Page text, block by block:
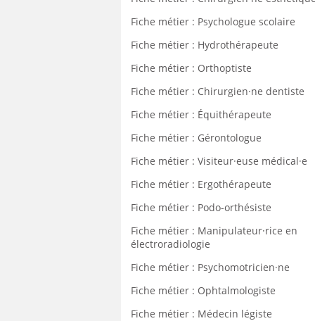
Fiche métier : Psychologue scolaire
Fiche métier : Hydrothérapeute
Fiche métier : Orthoptiste
Fiche métier : Chirurgien·ne dentiste
Fiche métier : Équithérapeute
Fiche métier : Gérontologue
Fiche métier : Visiteur·euse médical·e
Fiche métier : Ergothérapeute
Fiche métier : Podo-orthésiste
Fiche métier : Manipulateur·rice en
électroradiologie
Fiche métier : Psychomotricien·ne
Fiche métier : Ophtalmologiste
Fiche métier : Médecin légiste